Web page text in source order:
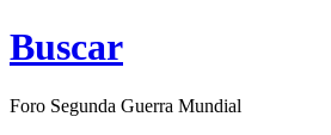
Buscar
Foro Segunda Guerra Mundial